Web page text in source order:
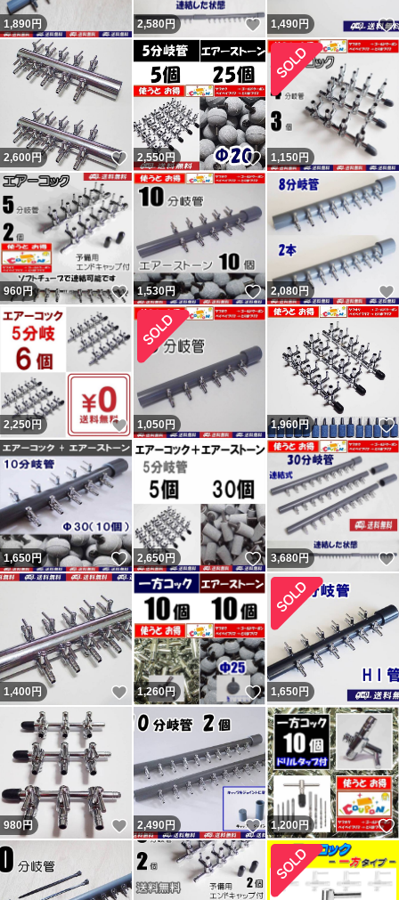
1,890円 2,580円 いいね！
1,490円
2,600 円 いいね！
2,550 円 いいね！
1,150 円
960円 いいね！
1,530円 いいね！
2,080円
2,250円 いいね！
1,050円 1,960円
1,650円 いいね！
2,650 円 いいね！
3,680円
1,400円 いいね！
1,260円 いいね！
1,650 円
980円 いいね！
2,490円 いいね！
1,200 円